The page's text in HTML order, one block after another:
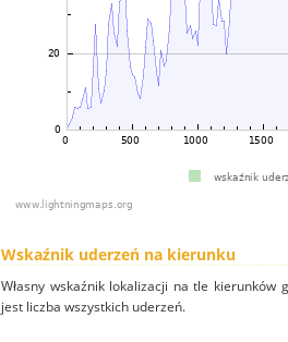
Wskaźnik uderzeń na kierunku
Własny wskaźnik lokalizacji na tle
jest liczba wszystkich uderzeń.